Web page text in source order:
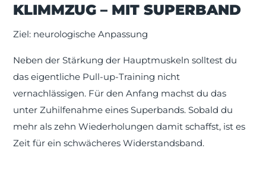
KLIMMZUG – MIT SUPERBAND
Ziel: neurologische Anpassung
Neben der Stärkung der Hauptmuskeln solltest du
das eigentliche Pull-up-Training nicht
vernachlässigen. Für den Anfang machst du das
unter Zuhilfenahme eines Superbands. Sobald du
mehr als zehn Wiederholungen damit schaffst, ist es
Zeit für ein schwächeres Widerstandsband.